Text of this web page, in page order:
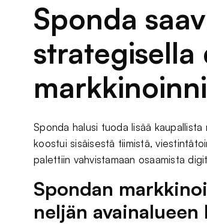
Sponda
strategisella
Sponda halusi tuoda lisää
koostui sisäisestä tiimistä,
palettiin vahvistamaan osaamista
Spondan
neljän avainalueen